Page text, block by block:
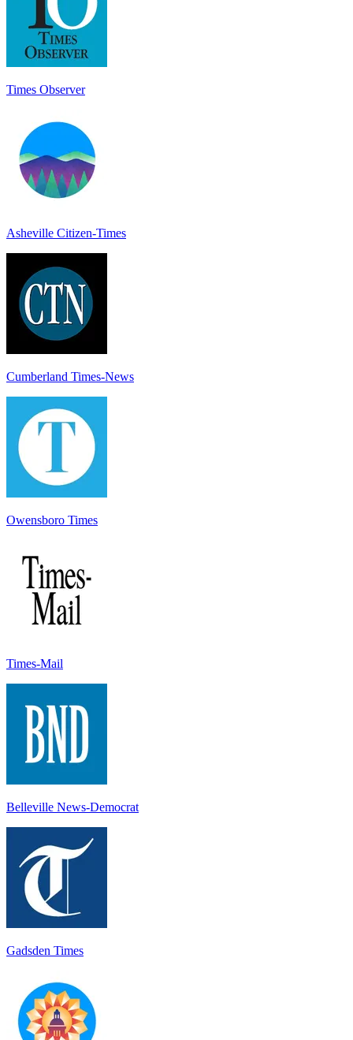
Times Observer
Asheville Citizen-Times
Cumberland Times-News
Owensboro Times
Times-Mail
Belleville News-Democrat
Gadsden Times